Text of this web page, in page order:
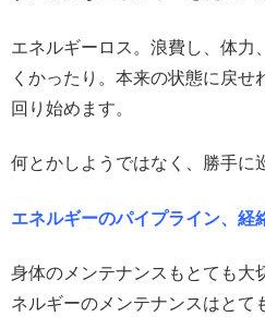
エネルギーロス。浪費し、体力
くかったり。本来の状態に戻せ
回り始めます。
何とかしようではなく、勝手に
エネルギーのパイプライン、経
身体のメンテナンスもとても大
ネルギーのメンテナンスはとて